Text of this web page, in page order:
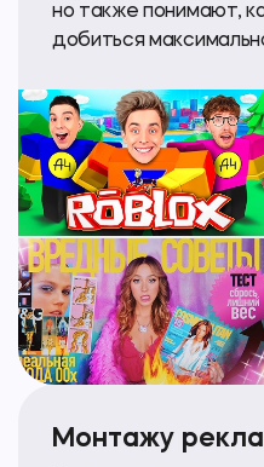
но также понимают,
добиться
Монтажу